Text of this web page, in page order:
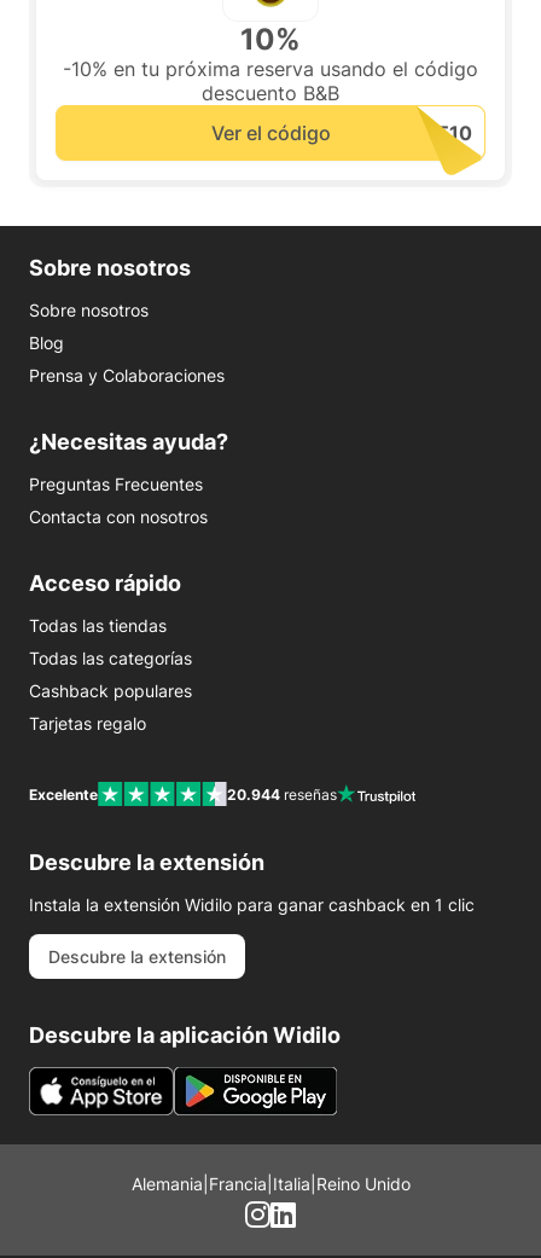
10%
-10% en tu próxima reserva usando el código
descuento B&B
Ver el código
Sobre nosotros
Sobre nosotros
Blog
Prensa y Colaboraciones
¿Necesitas ayuda?
Preguntas Frecuentes
Contacta con nosotros
Acceso rápido
Todas las tiendas
Todas las categorías
Cashback populares
Tarjetas regalo
Excelente 20.944 reseñas
Descubre la extensión
Instala la extensión Widilo para ganar cashback en 1 clic
Descubre la extensión
Descubre la aplicación Widilo
Alemania Francia Italia Reino Unido